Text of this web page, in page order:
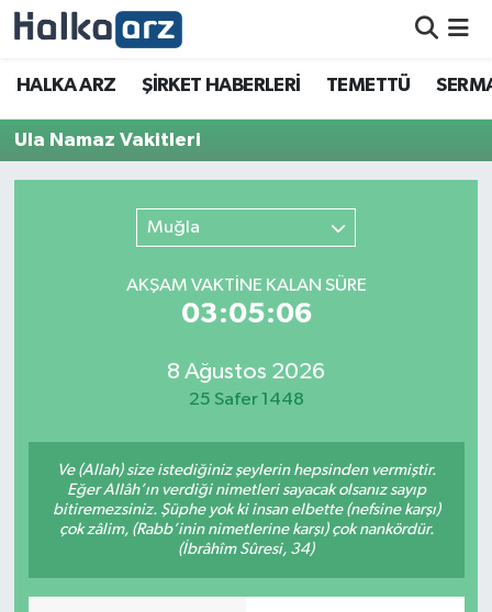
HALKA ARZ ŞİRKET HABERLERİ TEMETTÜ
Ula Namaz Vakitleri
Muğla
AKŞAM VAKTİNE KALAN SÜRE
03:05:06
8 Ağustos 2026
25 Safer 1448
Ve (Allah) size istediğiniz şeylerin hepsinden vermiştir.
Eğer Allâh’ın verdiği nimetleri sayacak olsanız sayıp
bitiremezsiniz. Şüphe yok ki insan elbette (nefsine karşı)
çok zâlim, (Rabb’inin nimetlerine karşı) çok nankördür.
(İbrâhîm Sûresi, 34)
HALKA ARZ
SERMAYE ARTIRIMI
TEMETTÜ